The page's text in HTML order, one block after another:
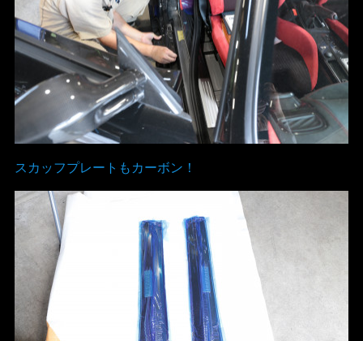
スカッフプレートもカーボン！